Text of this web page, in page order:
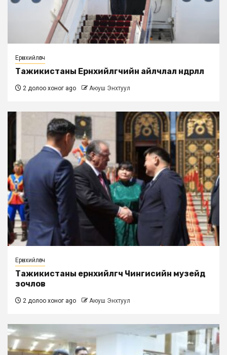
Ерөнхийлөгч
Тажикистаны Ерөнхийлөгчийн айлчлал өндөрлөлөө
2 долоо хоног ago Аюуш Энхтуул
Ерөнхийлөгч
Тажикистаны ерөнхийлөгч Чингисийн музейд
зочлов
2 долоо хоног ago Аюуш Энхтуул